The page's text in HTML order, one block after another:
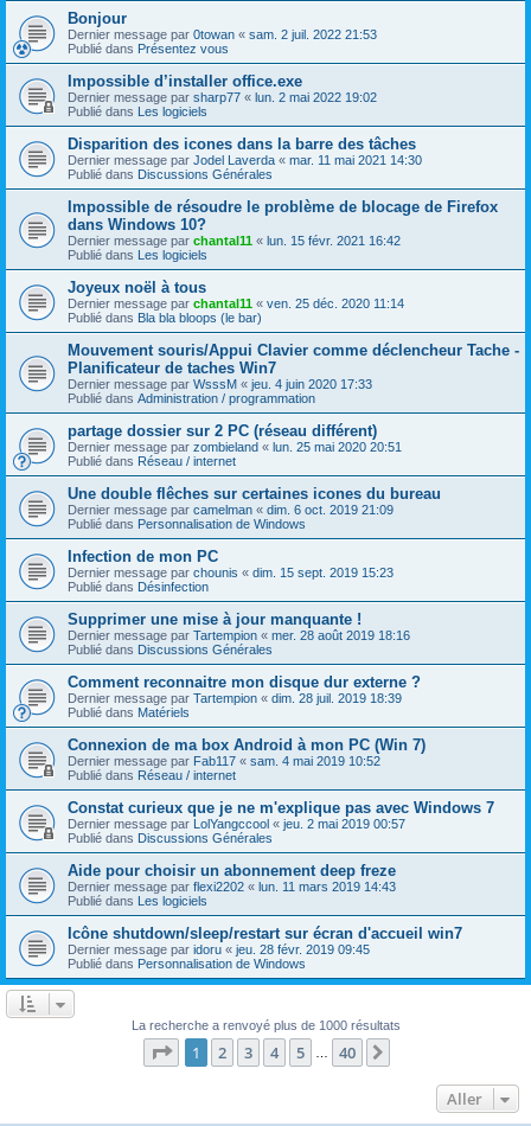
Bonjour
Dernier message par 0towan « sam. 2 juil. 2022 21:53
Publié dans Présentez vous
Impossible d’installer office.exe
Dernier message par sharp77 « lun. 2 mai 2022 19:02
Publié dans Les logiciels
Disparition des icones dans la barre des tâches
Dernier message par Jodel Laverda « mar. 11 mai 2021 14:30
Publié dans Discussions Générales
Impossible de résoudre le problème de blocage de Firefox
dans Windows 10?
Dernier message par chantal11 « lun. 15 févr. 2021 16:42
Publié dans Les logiciels
Joyeux noël à tous
Dernier message par chantal11 « ven. 25 déc. 2020 11:14
Publié dans Bla bla bloops (le bar)
Mouvement souris/Appui Clavier comme déclencheur Tache -
Planificateur de taches Win7
Dernier message par WsssM « jeu. 4 juin 2020 17:33
Publié dans Administration / programmation
partage dossier sur 2 PC (réseau différent)
Dernier message par zombieland « lun. 25 mai 2020 20:51
Publié dans Réseau / internet
Une double flêches sur certaines icones du bureau
Dernier message par camelman « dim. 6 oct. 2019 21:09
Publié dans Personnalisation de Windows
Infection de mon PC
Dernier message par chounis « dim. 15 sept. 2019 15:23
Publié dans Désinfection
Supprimer une mise à jour manquante !
Dernier message par Tartempion « mer. 28 août 2019 18:16
Publié dans Discussions Générales
Comment reconnaitre mon disque dur externe ?
Dernier message par Tartempion « dim. 28 juil. 2019 18:39
Publié dans Matériels
Connexion de ma box Android à mon PC (Win 7)
Dernier message par Fab117 « sam. 4 mai 2019 10:52
Publié dans Réseau / internet
Constat curieux que je ne m'explique pas avec Windows 7
Dernier message par LolYangccool « jeu. 2 mai 2019 00:57
Publié dans Discussions Générales
Aide pour choisir un abonnement deep freze
Dernier message par flexi2202 « lun. 11 mars 2019 14:43
Publié dans Les logiciels
Icône shutdown/sleep/restart sur écran d'accueil win7
Dernier message par idoru « jeu. 28 févr. 2019 09:45
Publié dans Personnalisation de Windows
La recherche a renvoyé plus de 1000 résultats
Page 1sur40
1 2 3 4 5 40
Aller